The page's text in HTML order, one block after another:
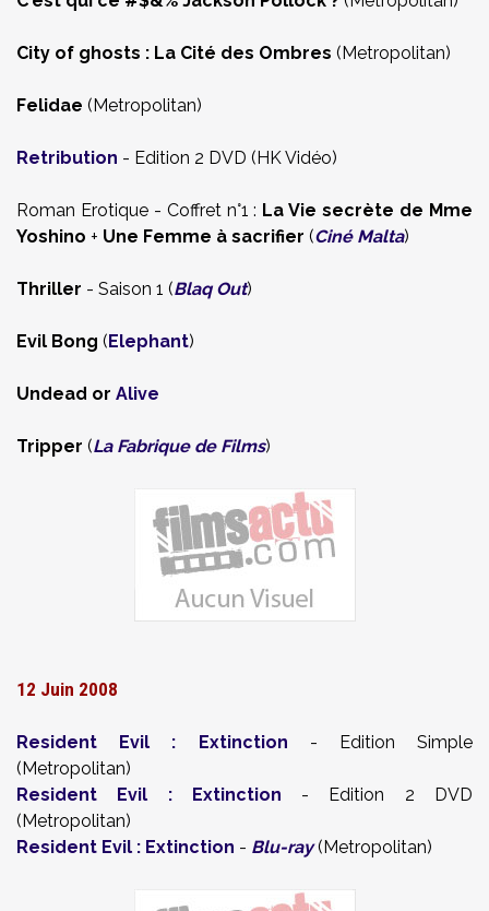
City of ghosts : La Cité des Ombres (Metropolitan)
Felidae (Metropolitan)
Retribution - Edition 2 DVD (HK Vidéo)
Roman Erotique - Coffret n°1 : La Vie secrète de Mme
Yoshino + Une Femme à sacrifier (Ciné Malta)
Thriller - Saison 1 (Blaq Out)
Evil Bong ( Elephant)
Undead or Alive
Tripper (La Fabrique de Films)
12 Juin 2008
Resident Evil : Extinction - Edition Simple
(Metropolitan)
Resident Evil : Extinction
- Edition 2 DVD
(Metropolitan)
Resident Evil : Extinction - Blu-ray(Metropolitan)